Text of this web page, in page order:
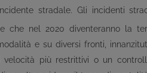
stradale. Gli incidenti
che nel 2020 diventeranno la
e su diversi fronti,
velocità più restrittivi o un